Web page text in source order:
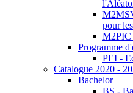
pour
M2PIC
Programme
PEI -
Catalogue 2020 -
Bachelor
BS -